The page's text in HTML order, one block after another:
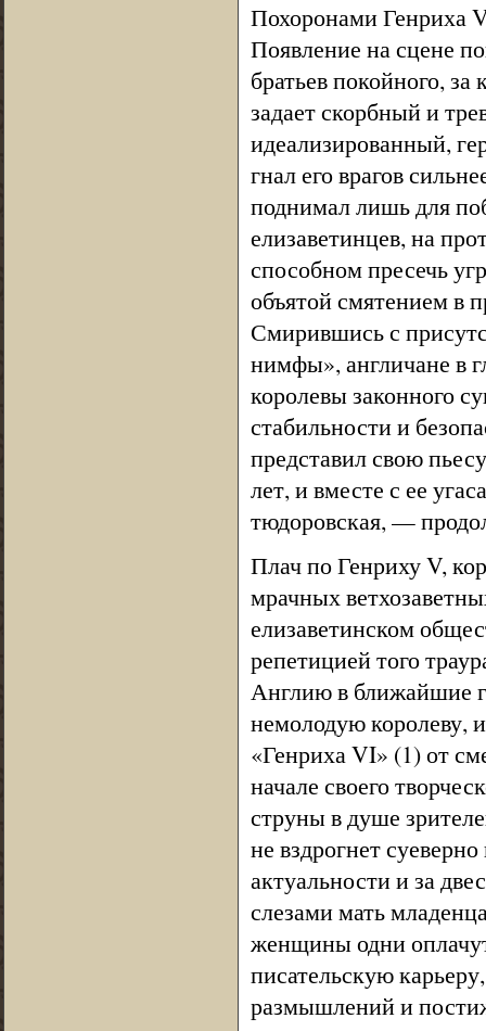
Похоронами Генриха
Появление на сцене
братьев покойного,
задает скорбный и
идеализированный,
гнал его врагов
поднимал лишь для
елизаветинцев, на
способном пресечь
объятой смятением в
Смирившись с
нимфы», англичане в
королевы законного
стабильности и
представил свою
лет, и вместе с ее
тюдоровская, —
Плач по Генриху V,
мрачных
елизаветинском
репетицией того
Англию в ближайшие
немолодую королеву,
«Генриха VI» (1) от
начале своего
струны в душе
не вздрогнет
актуальности и за
слезами мать
женщины одни
писательскую
размышлений и